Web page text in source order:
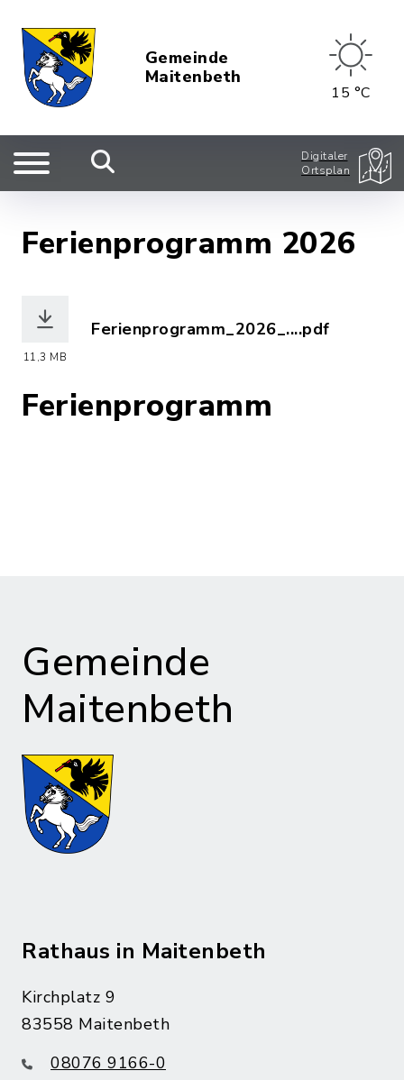
Gemeinde
Maitenbeth
15 °C
Digitaler
Ortsplan
Ferienprogramm 2026
11,3 MB
Ferienprogramm_2026_....pdf
Ferienprogramm
Gemeinde
Maitenbeth
Rathaus in Maitenbeth
Kirchplatz 9
83558 Maitenbeth
08076 9166-0